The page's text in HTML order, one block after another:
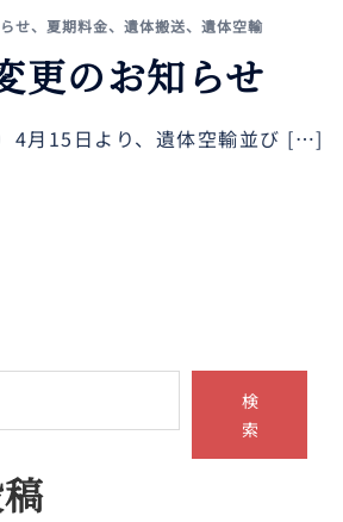
せ、 夏期料金、 遺体搬送、 遺体空輸
更のお知らせ
4月15日より、遺体空輸並び […]
検
索